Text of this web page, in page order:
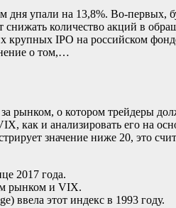
упали на 13,8%. Во-первых,
снижать количество акций в
крупных IPO на российском
о том,…
рынком, о котором трейдеры
как и анализировать его на
значение ниже 20, это
2017 года.
рынком и VIX.
ввела этот индекс в 1993 году.